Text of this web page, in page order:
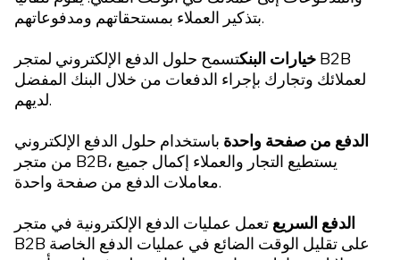
بتذكير العملاء بمستحقاتهم ومدفوعاتهم.
خيارات البنكتسمح حلول الدفع الإلكتروني لمتجر B2B
لعملائك وتجارك بإجراء الدفعات من خلال البنك المفضل
لديهم.
الدفع من صفحة واحدة باستخدام حلول الدفع الإلكتروني
من متجر B2B، يستطيع التجار والعملاء إكمال جميع
معاملات الدفع من صفحة واحدة.
الدفع السريع تعمل عمليات الدفع الإلكترونية في متجر
B2B على تقليل الوقت الضائع في عمليات الدفع الخاصة